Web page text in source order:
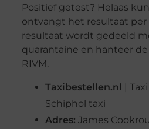
Positief getest? Helaas
ontvangt het resultaat per
resultaat wordt gedeeld
quarantaine en hanteer
RIVM.
Taxibestellen.nl
|
Schiphol taxi
Adres: James